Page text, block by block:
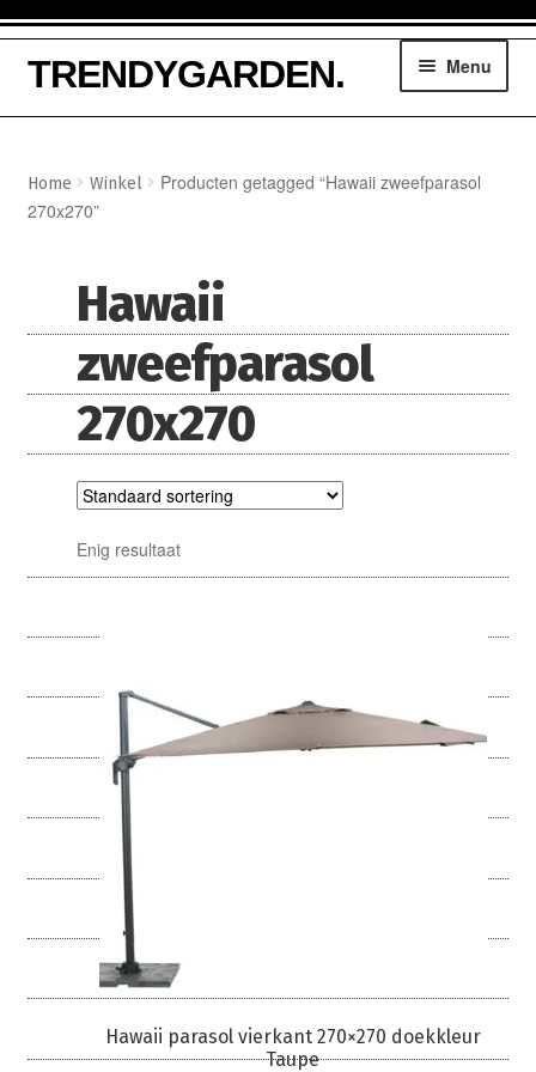
door
naar
naar
de
TRENDYGARDEN. Menu
Tuinmeubelen
Loungesethoezen
Lounge dining hoezen
Stoelhoezen
Tafelhoezen
Barbecue en buitenkeuken
Ligbedhoezen
Home Winkel
Producten getagged “Hawaii zweefparasol
270x270”
Hawaii
zweefparasol
270x270
Enig resultaat
Hawaii parasol vierkant 270×270 doekkleur
Taupe